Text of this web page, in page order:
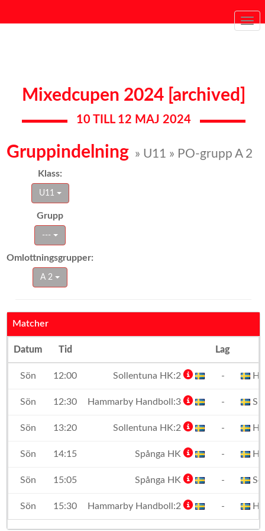
Mixedcupen 2024 [archived]
10 TILL 12 MAJ 2024
Gruppindelning » U11 » PO-grupp A 2
Klass:
U11
Grupp
---
Omlottningsgrupper:
A 2
Matcher
Datum Tid Lag
Sön 12:00 Sollentuna HK:2 -
Sön 12:30 Hammarby Handboll:3 -
Sön 13:20 Sollentuna HK:2 -
Sön 14:15 Spånga HK -
Sön 15:05 Spånga HK -
Sön 15:30 Hammarby Handboll:2 -